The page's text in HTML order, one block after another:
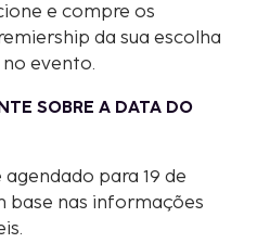
e compre os
da sua escolha
evento.
SOBRE A DATA DO
para 19 de
base nas informações